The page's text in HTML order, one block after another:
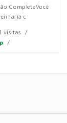
CompletaVocê
c
visitas